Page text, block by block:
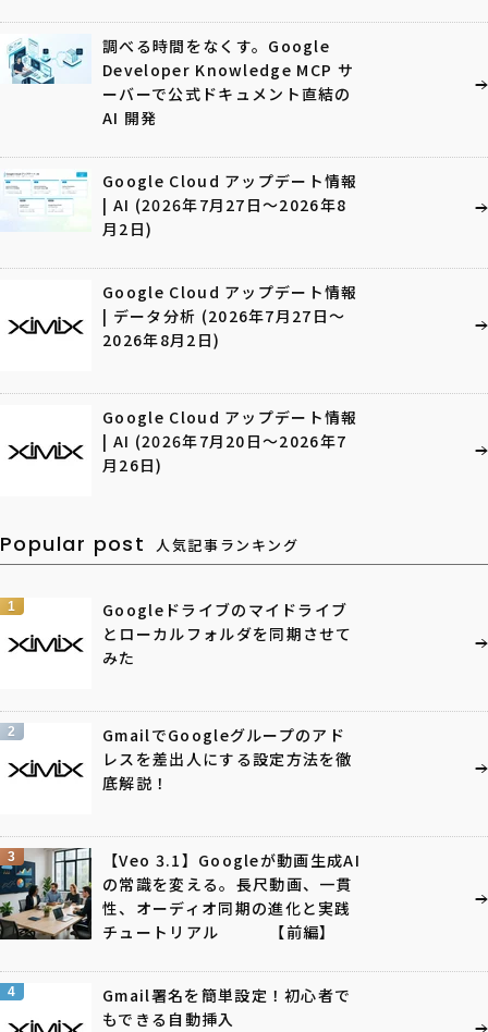
調べる時間をなくす。Google
Developer Knowledge MCP サ
ーバーで公式ドキュメント直結の
AI 開発
Google Cloud アップデート情報
| AI (2026年7月27日〜2026年8
月2日)
Google Cloud アップデート情報
| データ分析 (2026年7月27日〜
2026年8月2日)
Google Cloud アップデート情報
| AI (2026年7月20日〜2026年7
月26日)
Popular post 人気記事ランキング
1
Googleドライブのマイドライブ
とローカルフォルダを同期させて
みた
2
GmailでGoogleグループのアド
レスを差出人にする設定方法を徹
底解説！
3
【Veo 3.1】Googleが動画生成AI
の常識を変える。長尺動画、一貫
性、オーディオ同期の進化と実践
チュートリアル 【前編】
4
Gmail署名を簡単設定！初心者で
もできる自動挿入